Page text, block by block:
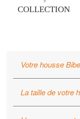
COLLECTION
Votre housse
Protègevotre
La housse
La taille de votre